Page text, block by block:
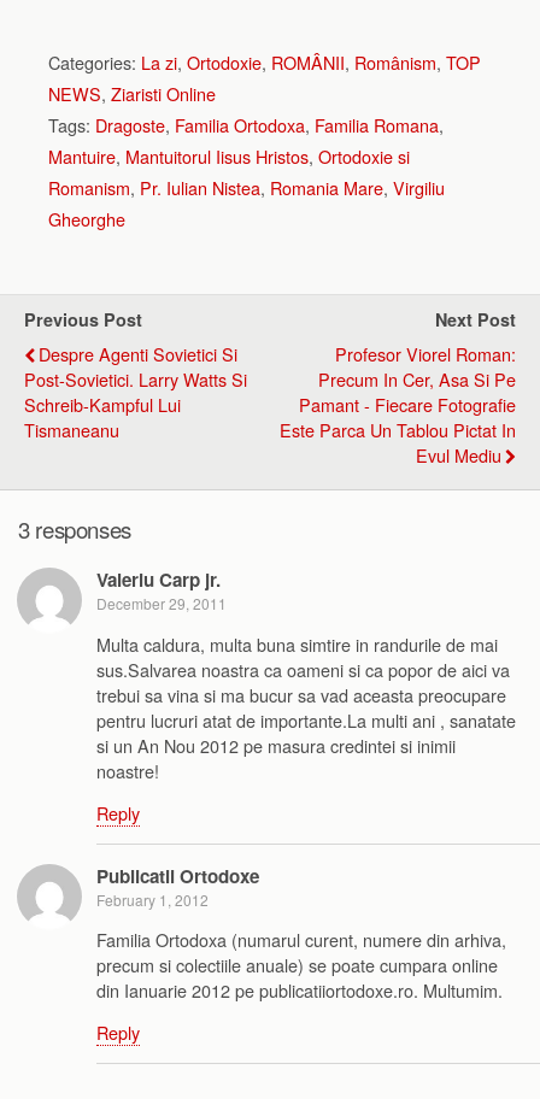
Categories: La zi, Ortodoxie, ROMÂNII, Românism, TOP
NEWS, Ziaristi Online
Tags: Dragoste, Familia Ortodoxa, Familia Romana,
Mantuire, Mantuitorul Iisus Hristos, Ortodoxie si
Romanism, Pr. Iulian Nistea, Romania Mare, Virgiliu
Gheorghe
Previous Post
Despre Agenti Sovietici Si
Post-Sovietici. Larry Watts Si
Schreib-Kampful Lui
Tismaneanu
Next Post
Profesor Viorel Roman:
Precum In Cer, Asa Si Pe
Pamant - Fiecare Fotografie
Este Parca Un Tablou Pictat In
Evul Mediu
3 responses
Valeriu Carp jr.
December 29, 2011
Multa caldura, multa buna simtire in randurile de mai
sus.Salvarea noastra ca oameni si ca popor de aici va
trebui sa vina si ma bucur sa vad aceasta preocupare
pentru lucruri atat de importante.La multi ani , sanatate
si un An Nou 2012 pe masura credintei si inimii
noastre!
Reply
Publicatii Ortodoxe
February 1, 2012
Familia Ortodoxa (numarul curent, numere din arhiva,
precum si colectiile anuale) se poate cumpara online
din Ianuarie 2012 pe publicatiiortodoxe.ro. Multumim.
Reply